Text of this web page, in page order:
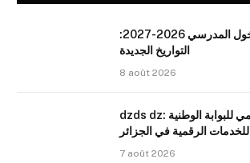
تعديل رزنامة الدخول المدرسي 2026-2027:
التواريخ الجديدة
8 août 2026
dzds dz: الرابط الرسمي للبوابة الوطنية
للخدمات الرقمية في الجزائر
7 août 2026